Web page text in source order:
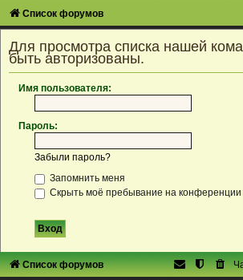
Список форумов
Для просмотра списка нашей
быть авторизованы.
Имя пользователя:
Пароль:
Забыли пароль?
Запомнить меня
Скрыть моё пребывание на конференции
Список форумов